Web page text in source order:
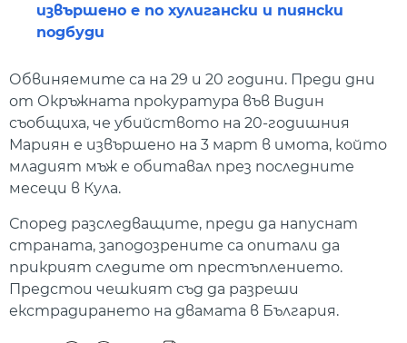
извършено е по хулигански и пиянски
подбуди
Обвиняемите са на 29 и 20 години. Преди дни
от Окръжната прокуратура във Видин
съобщиха, че убийството на 20-годишния
Мариян е извършено на 3 март в имота, който
младият мъж е обитавал през последните
месеци в Кула.
Според разследващите, преди да напуснат
страната, заподозрените са опитали да
прикрият следите от престъплението.
Предстои чешкият съд да разреши
екстрадирането на двамата в България.